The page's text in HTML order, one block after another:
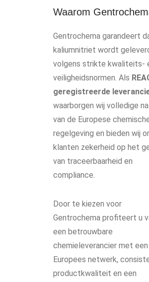
Waarom
Gentrochema garandeert
kaliumnitriet wordt
volgens strikte kwaliteits-
veiligheidsnormen. Als
geregistreerde
waarborgen wij volledige
van de Europese
regelgeving en bieden wij
klanten zekerheid op het
van traceerbaarheid en
compliance.
Door te kiezen voor
Gentrochema profiteert u
een betrouwbare
chemieleverancier met
Europees netwerk,
productkwaliteit en een